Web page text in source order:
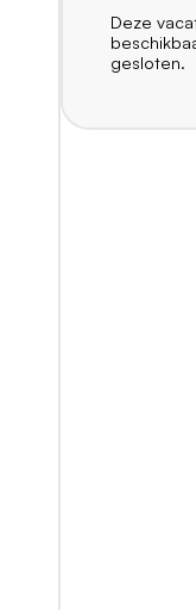
Deze
gesloten.